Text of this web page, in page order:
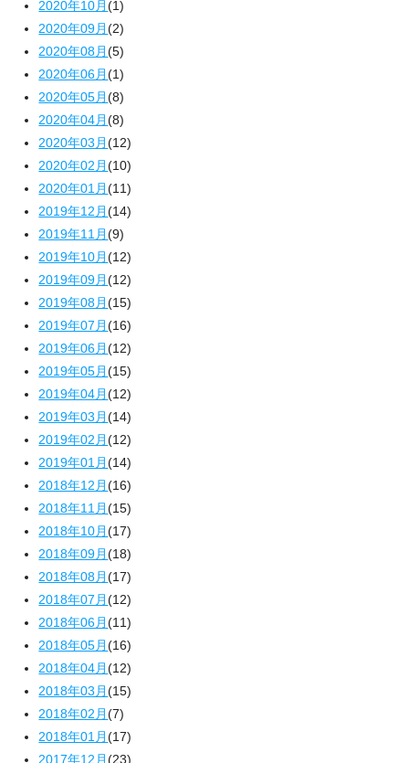
2020年10月(1)
2020年09月(2)
2020年08月(5)
2020年06月(1)
2020年05月(8)
2020年04月(8)
2020年03月(12)
2020年02月(10)
2020年01月(11)
2019年12月(14)
2019年11月(9)
2019年10月(12)
2019年09月(12)
2019年08月(15)
2019年07月(16)
2019年06月(12)
2019年05月(15)
2019年04月(12)
2019年03月(14)
2019年02月(12)
2019年01月(14)
2018年12月(16)
2018年11月(15)
2018年10月(17)
2018年09月(18)
2018年08月(17)
2018年07月(12)
2018年06月(11)
2018年05月(16)
2018年04月(12)
2018年03月(15)
2018年02月(7)
2018年01月(17)
2017年12月(23)